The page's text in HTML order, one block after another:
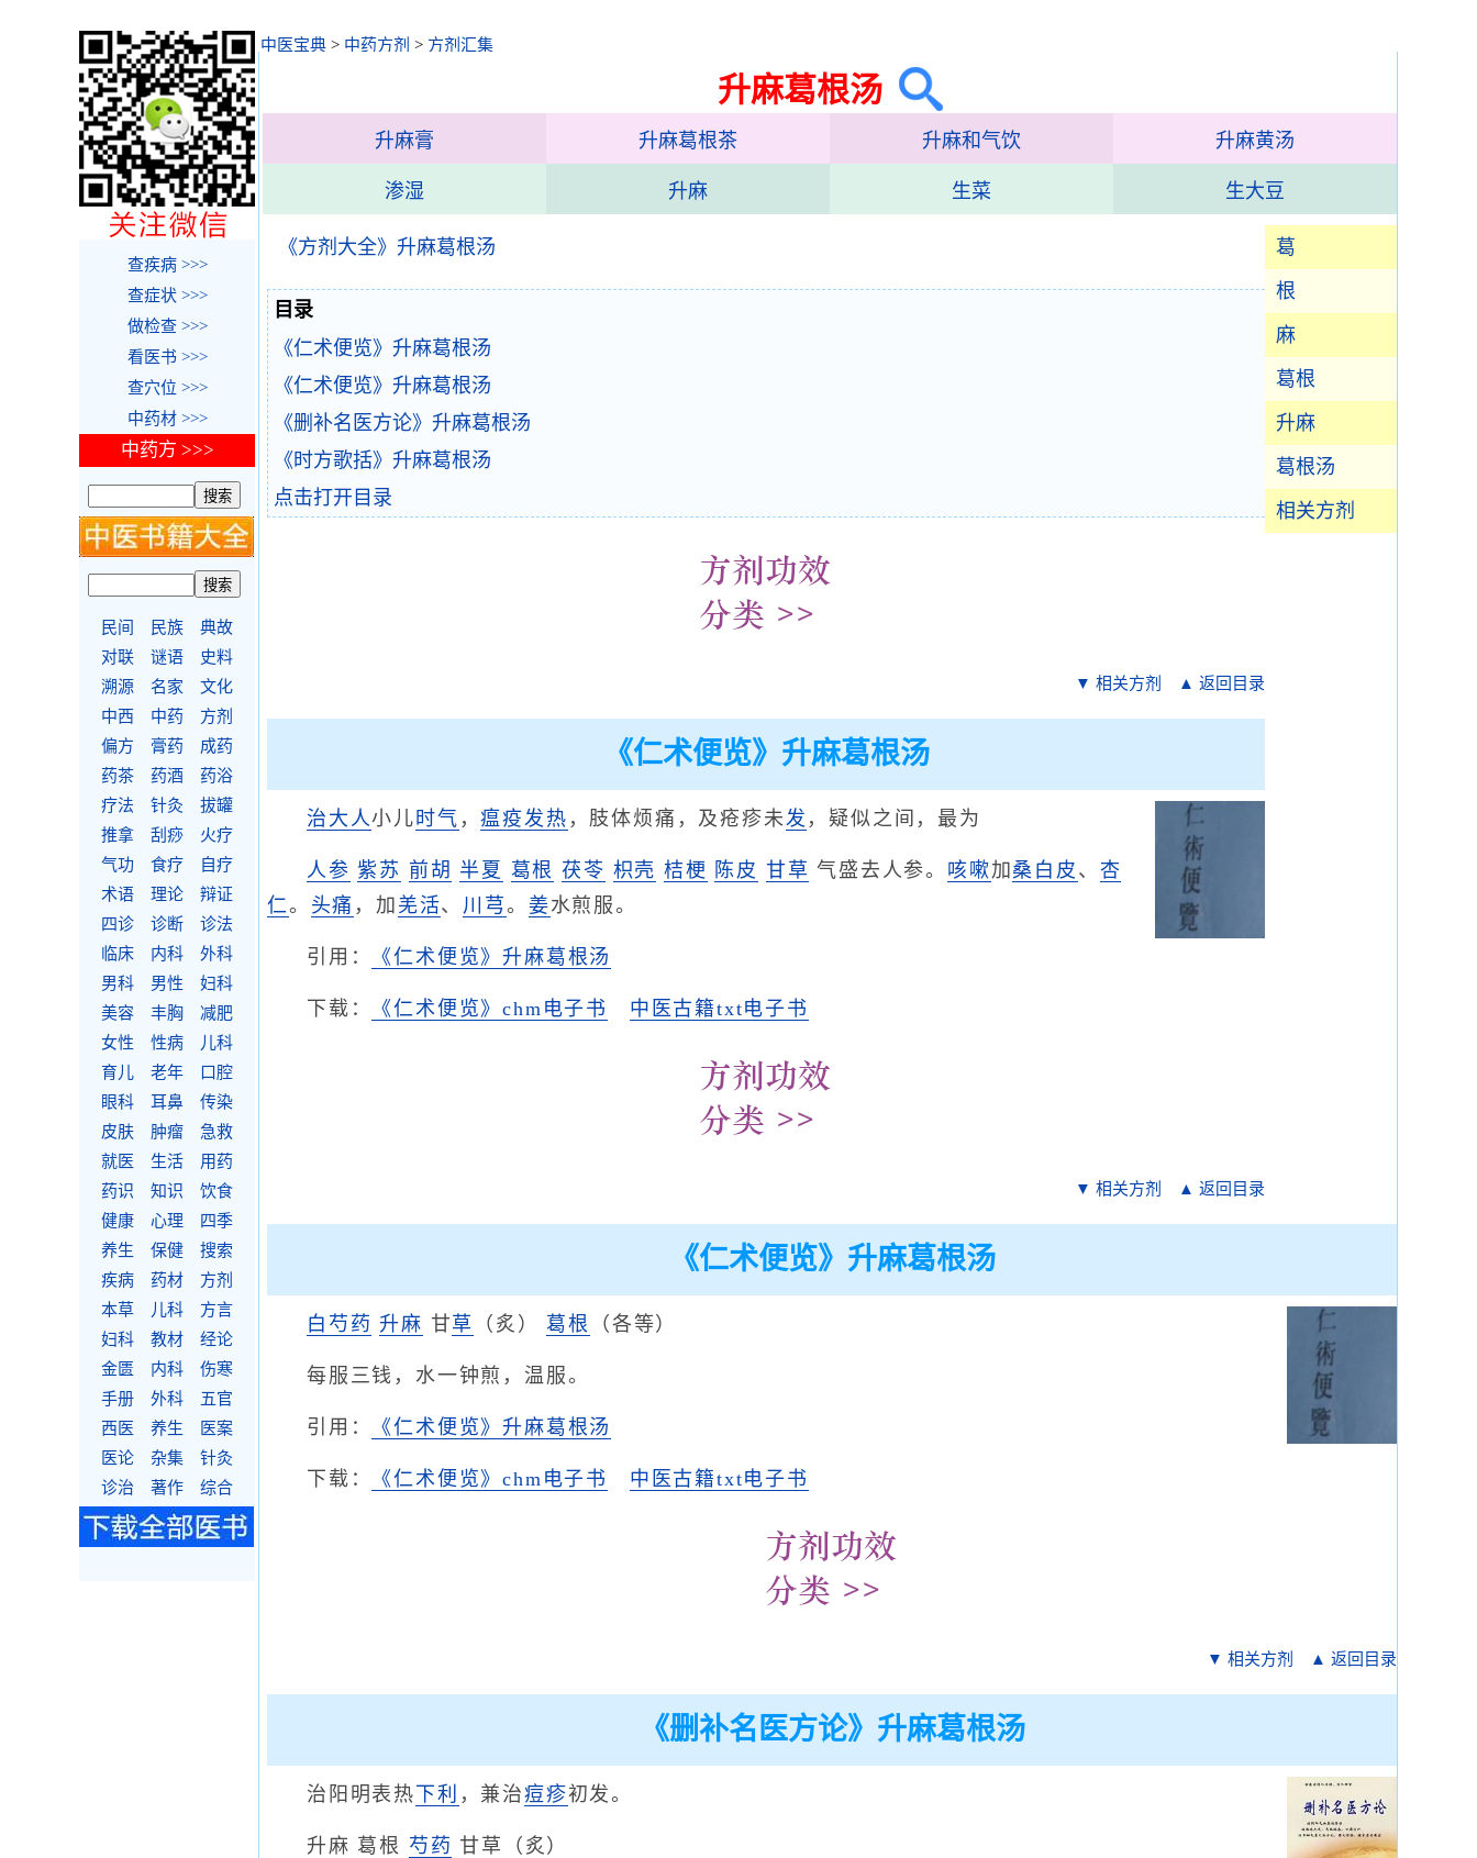
中医宝典 > 中药方剂 > 方剂汇集
升麻葛根汤
升麻膏 升麻葛根茶 升麻和气饮 升麻黄汤
渗湿 升麻 生菜 生大豆
葛
根
麻
葛根
升麻
葛根汤
相关方剂
《方剂大全》升麻葛根汤
目录
《仁术便览》升麻葛根汤
《仁术便览》升麻葛根汤
《删补名医方论》升麻葛根汤
《时方歌括》升麻葛根汤
点击打开目录
▼ 相关方剂 ▲ 返回目录
《仁术便览》升麻葛根汤
治大人小儿时气 ，瘟疫发热 ，肢体烦痛，及疮疹未发 ，疑似之间，最为
人参 紫苏 前胡 半夏 葛根 茯苓 枳壳 桔梗 陈皮 甘草 气盛去人参。 咳嗽加 桑白皮 、 杏
仁。 头痛 ，加 羌活、 川芎。 姜水煎服。
引用： 《仁术便览》升麻葛根汤
下载： 《仁术便览》chm电子书 中医古籍txt电子书
▼ 相关方剂 ▲ 返回目录
《仁术便览》升麻葛根汤
白芍药 升麻 甘草 （炙）葛根 （各等）
每服三钱，水一钟煎，温服。
引用： 《仁术便览》升麻葛根汤
下载： 《仁术便览》chm电子书 中医古籍txt电子书
▼ 相关方剂 ▲ 返回目录
《删补名医方论》升麻葛根汤
治阳明表热 下利 ，兼治痘疹初发。
升麻 葛根 芍药 甘草（炙）
查疾病 >>>
查症状 >>>
做检查 >>>
看医书 >>>
查穴位 >>>
中药材 >>>
中药方 >>>
民间 民族
典故
对联
谜语
史料
溯源
名家
文化
中西
中药
方剂
偏方
膏药
成药
药茶
药酒
药浴
疗法
针灸
拔罐
推拿
刮痧
火疗
气功
食疗
自疗
术语
理论
辩证
四诊
诊断
诊法
临床
内科
外科
男科
男性
妇科
美容
丰胸
减肥
女性
性病
儿科
育儿
老年
口腔
眼科
耳鼻
传染
皮肤
肿瘤
急救
就医
生活
用药
药识
知识
饮食
健康
心理
四季
养生
保健
搜索
疾病
药材
方剂
本草
儿科
方言
妇科
教材
经论
金匮
内科
伤寒
手册
外科
五官
西医
养生
医案
医论
杂集
针灸
诊治
著作 综合